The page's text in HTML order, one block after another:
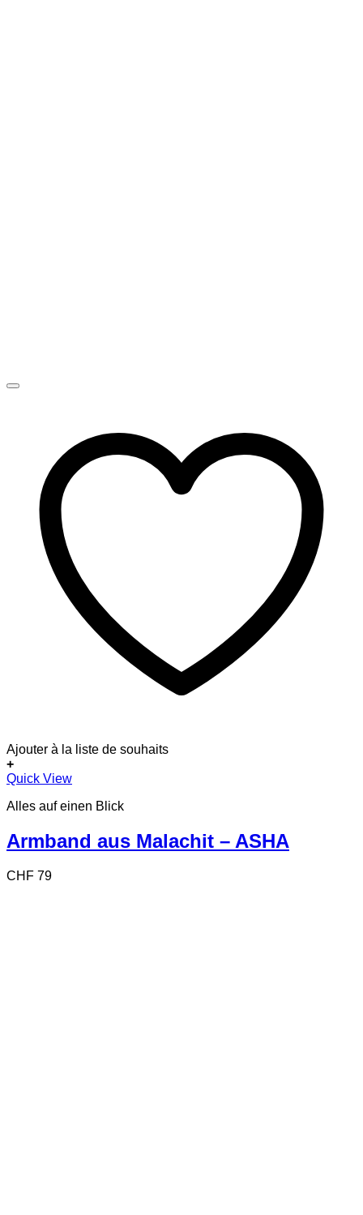
Ajouter à la liste de souhaits
+
Quick View
Alles auf einen Blick
Armband aus Malachit – ASHA
CHF 79